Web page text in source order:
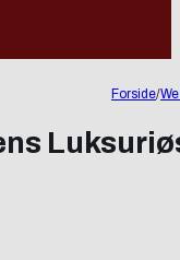
Forside/